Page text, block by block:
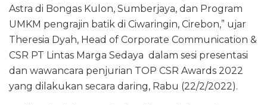
Astra di Bongas Kulon, Sumberjaya, dan Program
UMKM pengrajin batik di Ciwaringin, Cirebon,” ujar
Theresia Dyah, Head of Corporate Communication &
CSR PT Lintas Marga Sedaya dalam sesi presentasi
dan wawancara penjurian TOP CSR Awards 2022
yang dilakukan secara daring, Rabu (22/2/2022).